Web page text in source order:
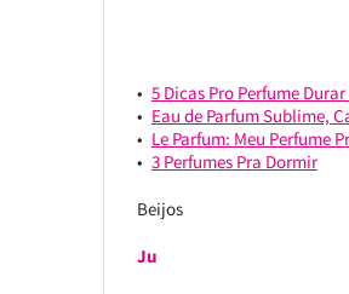
5 Dicas Pro Perfume
Eau de Parfum Sublime,
Le Parfum: Meu Perfume
3 Perfumes Pra Dormir
Beijos
Ju